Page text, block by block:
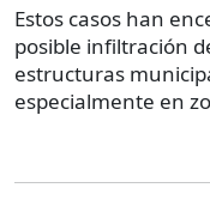
Estos casos han
posible infiltración
estructuras
especialmente en